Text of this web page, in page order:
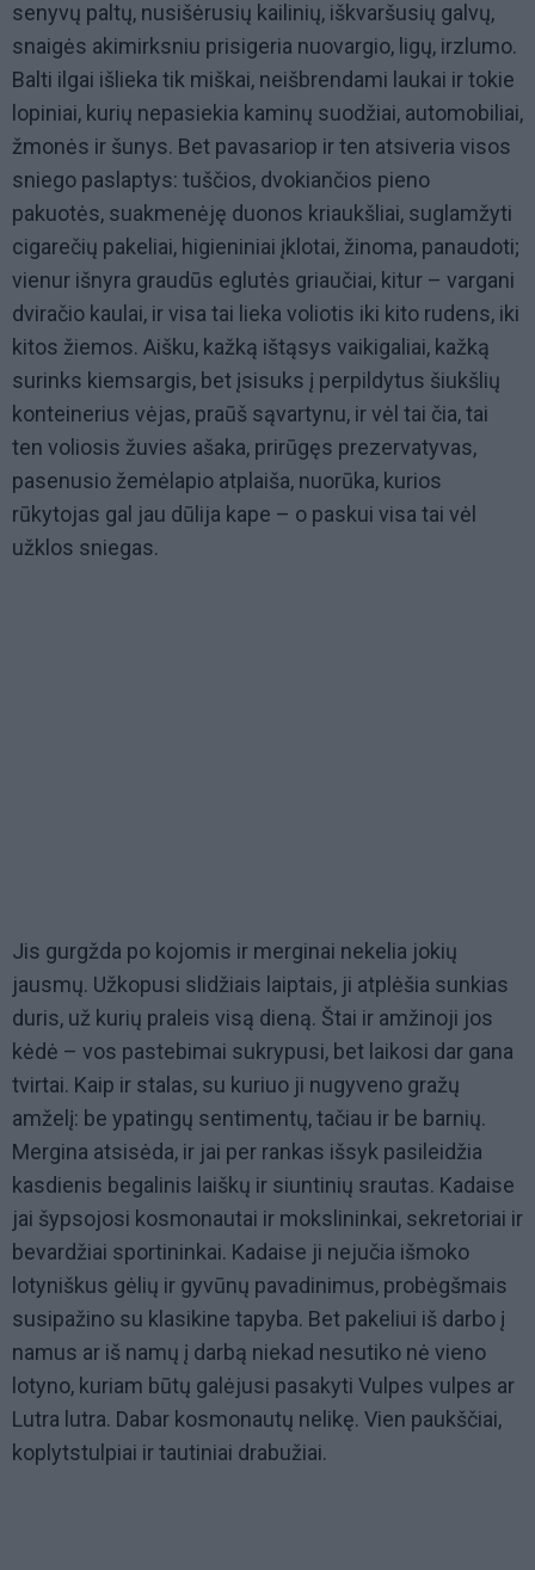
senyvų paltų, nusišėrusių kailinių, iškvaršusių galvų,
snaigės akimirksniu prisigeria nuovargio, ligų, irzlumo.
Balti ilgai išlieka tik miškai, neišbrendami laukai ir tokie
lopiniai, kurių nepasiekia kaminų suodžiai, automobiliai,
žmonės ir šunys. Bet pavasariop ir ten atsiveria visos
sniego paslaptys: tuščios, dvokiančios pieno
pakuotės, suakmenėję duonos kriaukšliai, suglamžyti
cigarečių pakeliai, higieniniai įklotai, žinoma, panaudoti;
vienur išnyra graudūs eglutės griaučiai, kitur – vargani
dviračio kaulai, ir visa tai lieka voliotis iki kito rudens, iki
kitos žiemos. Aišku, kažką ištąsys vaikigaliai, kažką
surinks kiemsargis, bet įsisuks į perpildytus šiukšlių
konteinerius vėjas, praūš sąvartynu, ir vėl tai čia, tai
ten voliosis žuvies ašaka, prirūgęs prezervatyvas,
pasenusio žemėlapio atplaiša, nuorūka, kurios
rūkytojas gal jau dūlija kape – o paskui visa tai vėl
užklos sniegas.
Jis gurgžda po kojomis ir merginai nekelia jokių
jausmų. Užkopusi slidžiais laiptais, ji atplėšia sunkias
duris, už kurių praleis visą dieną. Štai ir amžinoji jos
kėdė – vos pastebimai sukrypusi, bet laikosi dar gana
tvirtai. Kaip ir stalas, su kuriuo ji nugyveno gražų
amželį: be ypatingų sentimentų, tačiau ir be barnių.
Mergina atsisėda, ir jai per rankas išsyk pasileidžia
kasdienis begalinis laiškų ir siuntinių srautas. Kadaise
jai šypsojosi kosmonautai ir mokslininkai, sekretoriai ir
bevardžiai sportininkai. Kadaise ji nejučia išmoko
lotyniškus gėlių ir gyvūnų pavadinimus, probėgšmais
susipažino su klasikine tapyba. Bet pakeliui iš darbo į
namus ar iš namų į darbą niekad nesutiko nė vieno
lotyno, kuriam būtų galėjusi pasakyti Vulpes vulpes ar
Lutra lutra. Dabar kosmonautų nelikę. Vien paukščiai,
koplytstulpiai ir tautiniai drabužiai.